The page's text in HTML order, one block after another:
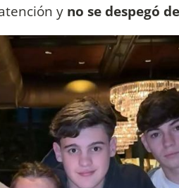
y no se despegó